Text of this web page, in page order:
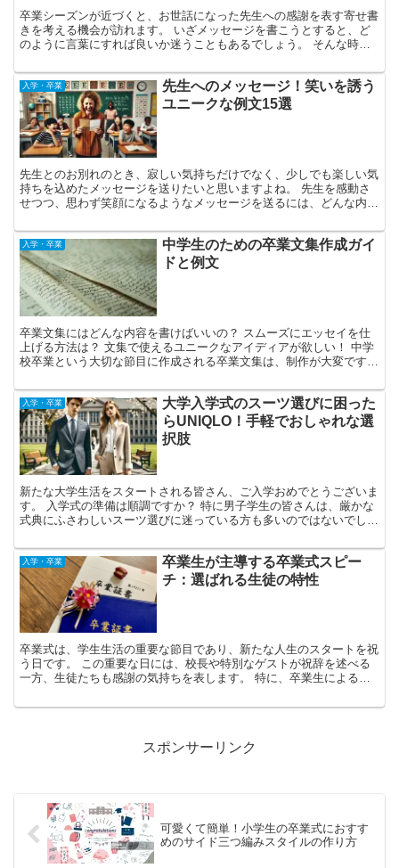
卒業シーズンが近づくと、お世話になった先生への感謝を表す寄せ書
きを考える機会が訪れます。 いざメッセージを書こうとすると、ど
のように言葉にすれば良いか迷うこともあるでしょう。 そんな時に
入学・卒業
先生へのメッセージ！笑いを誘う
ユニークな例文15選
先生とのお別れのとき、寂しい気持ちだけでなく、少しでも楽しい気
持ちを込めたメッセージを送りたいと思いますよね。 先生を感動さ
せつつ、思わず笑顔になるようなメッセージを送るには、どんな内容
入学・卒業
中学生のための卒業文集作成ガイ
ドと例文
卒業文集にはどんな内容を書けばいいの？ スムーズにエッセイを仕
上げる方法は？ 文集で使えるユニークなアイディアが欲しい！ 中学
校卒業という大切な節目に作成される卒業文集は、制作が大変です
入学・卒業
大学入学式のスーツ選びに困った
らUNIQLO！手軽でおしゃれな選
択肢
新たな大学生活をスタートされる皆さん、ご入学おめでとうございま
す。 入学式の準備は順調ですか？ 特に男子学生の皆さんは、厳かな
式典にふさわしいスーツ選びに迷っている方も多いのではないでしょ
入学・卒業
卒業生が主導する卒業式スピー
チ：選ばれる生徒の特性
卒業式は、学生生活の重要な節目であり、新たな人生のスタートを祝
う日です。 この重要な日には、校長や特別なゲストが祝辞を述べる
一方、生徒たちも感謝の気持ちを表します。 特に、卒業生によるス
スポンサーリンク
可愛くて簡単！小学生の卒業式におすす
めのサイド三つ編みスタイルの作り方